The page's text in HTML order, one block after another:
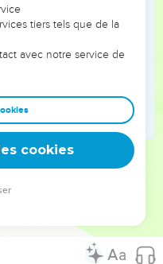
à Dieu, Célébrez
dans les cieux, les
sa voix, sa voix
majesté est sur Israël, et
tiers tels que de la
avec notre service de
cookies